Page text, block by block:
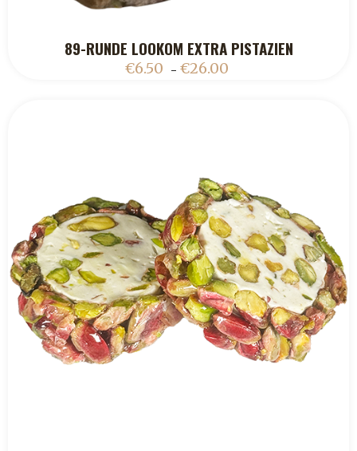
ADD TO CART
89-RUNDE LOOKOM EXTRA PISTAZIEN
€6.50 – €26.00